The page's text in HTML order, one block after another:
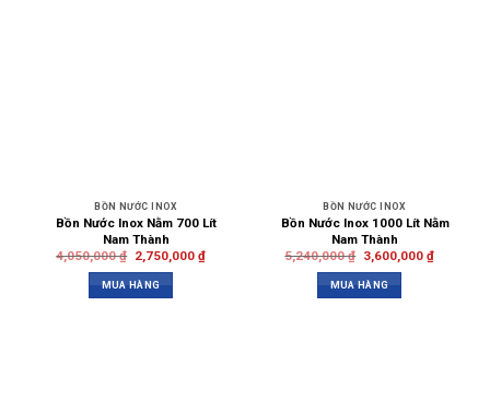
BỒN NƯỚC INOX
Bồn Nước Inox Nằm 700 Lít
Nam Thành
4,050,000₫ 2,750,000 ₫
MUA HÀNG
BỒN NƯỚC INOX
Bồn Nước Inox 1000 Lít Nằm
Nam Thành
5,240,000₫ 3,600,000 ₫
MUA HÀNG